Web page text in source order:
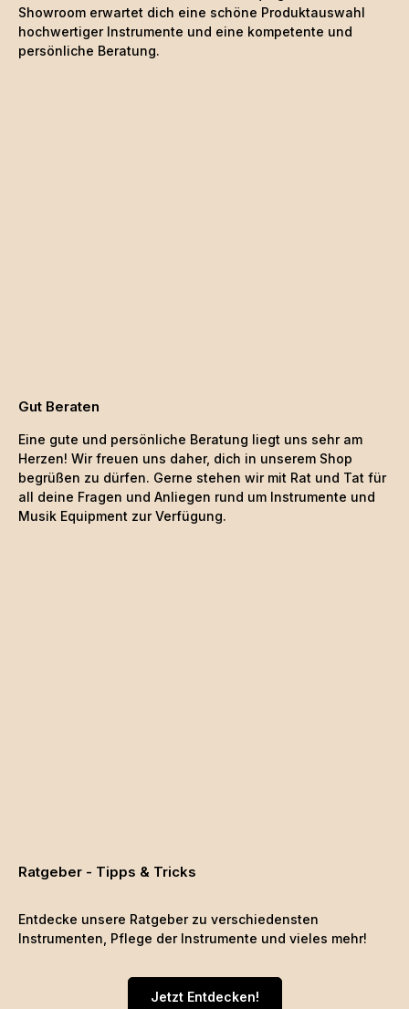
Mikrofon-, Noten- und
BeckenständerKlammer: Verstärktes Klammersystem mit
SchraubeHalter-Durchmesser: 7,5 cmHalter-Tiefe: 7
cmFarbe: SchwarzGewicht: 350 g
Showroom erwartet dich eine schöne Produktauswahl
hochwertiger Instrumente und eine kompetente und
persönliche Beratung.
Gut Beraten
Eine gute und persönliche Beratung liegt uns sehr am
Herzen! Wir freuen uns daher, dich in unserem Shop
begrüßen zu dürfen. Gerne stehen wir mit Rat und Tat für
all deine Fragen und Anliegen rund um Instrumente und
Musik Equipment zur Verfügung.
Ratgeber - Tipps & Tricks
Entdecke unsere Ratgeber zu verschiedensten
Instrumenten, Pflege der Instrumente und vieles mehr!
Jetzt Entdecken!